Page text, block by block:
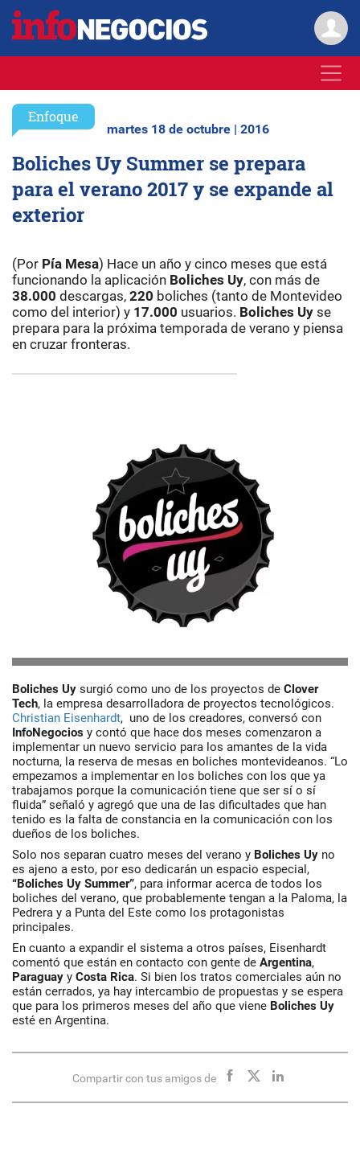
Enfoque
martes 18 de octubre | 2016
Boliches Uy Summer se prepara
para el verano 2017 y se expande al
exterior
(Por Pía Mesa) Hace un año y cinco meses que está
funcionando la aplicación Boliches Uy, con más de
38.000 descargas, 220 boliches (tanto de Montevideo
como del interior) y 17.000 usuarios. Boliches Uy se
prepara para la próxima temporada de verano y piensa
en cruzar fronteras.
Boliches Uy surgió como uno de los proyectos de Clover
Tech, la empresa desarrolladora de proyectos tecnológicos.
Christian Eisenhardt, uno de los creadores, conversó con
InfoNegocios y contó que hace dos meses comenzaron a
implementar un nuevo servicio para los amantes de la vida
nocturna, la reserva de mesas en boliches montevideanos. “Lo
empezamos a implementar en los boliches con los que ya
trabajamos porque la comunicación tiene que ser sí o sí
fluida” señaló y agregó que una de las dificultades que han
tenido es la falta de constancia en la comunicación con los
dueños de los boliches.
Solo nos separan cuatro meses del verano y Boliches Uy no
es ajeno a esto, por eso dedicarán un espacio especial,
“Boliches Uy Summer”, para informar acerca de todos los
boliches del verano, que probablemente tengan a la Paloma, la
Pedrera y a Punta del Este como los protagonistas
principales.
En cuanto a expandir el sistema a otros países, Eisenhardt
comentó que están en contacto con gente de Argentina,
Paraguay y Costa Rica. Si bien los tratos comerciales aún no
están cerrados, ya hay intercambio de propuestas y se espera
que para los primeros meses del año que viene Boliches Uy
esté en Argentina.
Compartir con tus amigos de